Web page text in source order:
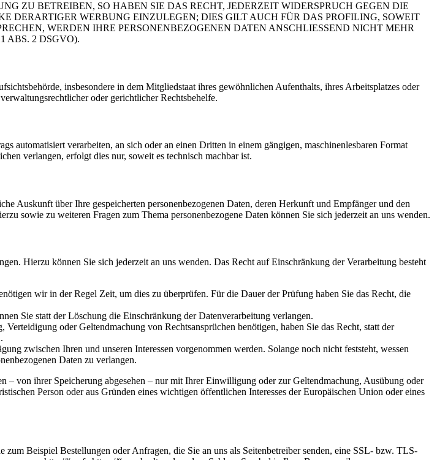
ZU BETREIBEN, SO HABEN SIE DAS RECHT, JEDERZEIT WIDERSPRUCH GEGEN DIE
DERARTIGER WERBUNG EINZULEGEN; DIES GILT AUCH FÜR DAS PROFILING, SOWEIT
WERDEN IHRE PERSONENBEZOGENEN DATEN ANSCHLIESSEND NICHT MEHR
ABS. 2 DSGVO).
insbesondere in dem Mitgliedstaat ihres gewöhnlichen Aufenthalts, ihres Arbeitsplatzes oder
oder gerichtlicher Rechtsbehelfe.
verarbeiten, an sich oder an einen Dritten in einem gängigen, maschinenlesbaren Format
verlangen, erfolgt dies nur, soweit es technisch machbar ist.
Auskunft über Ihre gespeicherten personenbezogenen Daten, deren Herkunft und Empfänger und den
sowie zu weiteren Fragen zum Thema personenbezogene Daten können Sie sich jederzeit an uns wenden.
Hierzu können Sie sich jederzeit an uns wenden. Das Recht auf Einschränkung der Verarbeitung besteht
wir in der Regel Zeit, um dies zu überprüfen. Für die Dauer der Prüfung haben Sie das Recht, die
Sie statt der Löschung die Einschränkung der Datenverarbeitung verlangen.
oder Geltendmachung von Rechtsansprüchen benötigen, haben Sie das Recht, statt der
zwischen Ihren und unseren Interessen vorgenommen werden. Solange noch nicht feststeht, wessen
Daten zu verlangen.
– von ihrer Speicherung abgesehen – nur mit Ihrer Einwilligung oder zur Geltendmachung, Ausübung oder
Person oder aus Gründen eines wichtigen öffentlichen Interesses der Europäischen Union oder eines
Beispiel Bestellungen oder Anfragen, die Sie an uns als Seitenbetreiber senden, eine SSL- bzw. TLS-